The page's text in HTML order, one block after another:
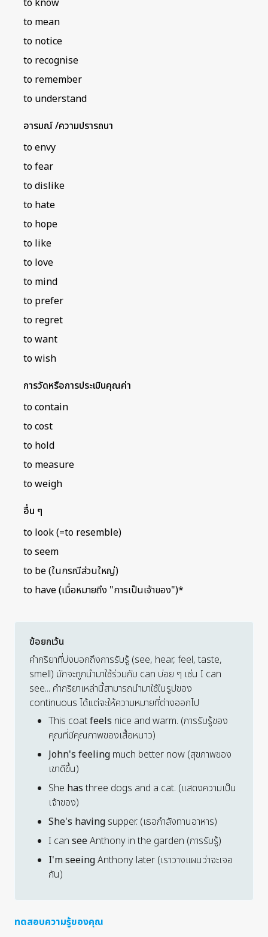
to know
to mean
to notice
to recognise
to remember
to understand
อารมณ์ /ความปรารถนา
to envy
to fear
to dislike
to hate
to hope
to like
to love
to mind
to prefer
to regret
to want
to wish
การวัดหรือการประเมินคุณค่า
to contain
to cost
to hold
to measure
to weigh
อื่น ๆ
to look (=to resemble)
to seem
to be(ในกรณีส่วนใหญ่)
to have(เมื่อหมายถึง "การเป็นเจ้าของ")*
ข้อยกเว้น
คำกริยาที่บ่งบอกถึงการรับรู้ (see, hear, feel, taste,
smell) มักจะถูกนำมาใช้ร่วมกับ can บ่อย ๆ เช่น I can
see... คำกริยาเหล่านี้สามารถนำมาใช้ในรูปของ
continuous ได้แต่จะให้ความหมายที่ต่างออกไป
This coatfeels nice and warm. (การรับรู้ของ
คุณที่มีคุณภาพของเสื้อหนาว)
John's feeling much better now (สุขภาพของ
เขาดีขึ้น)
She hasthree dogs and a cat. (แสดงความเป็น
เจ้าของ)
She's having supper. (เธอกำลังทานอาหาร)
I can seeAnthony in the garden (การรับรู้)
I'm seeingAnthony later (เราวางแผนว่าจะเจอ
กัน)
ทดสอบความรู้ของคุณ